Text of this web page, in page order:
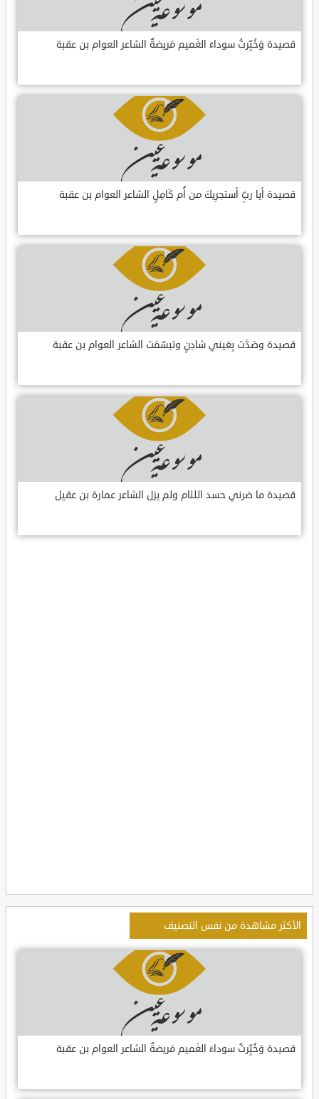
قصيدة وَخُبِّرتُ سوداءَ الغَميم مَريضةٌ الشاعر العوام بن عقبة
قصيدة أيا ربِّ أستجرِيكَ من أُم كَامِلٍ الشاعر العوام بن عقبة
قصيدة وصَدَّت بِعَيني شادِنٍ وتبسّمَت الشاعر العوام بن عقبة
قصيدة ما ضرني حسد اللئام ولم يزل الشاعر عمارة بن عقيل
الأكثر مشاهدة من نفس التصنيف
قصيدة وَخُبِّرتُ سوداءَ الغَميم مَريضةٌ الشاعر العوام بن عقبة